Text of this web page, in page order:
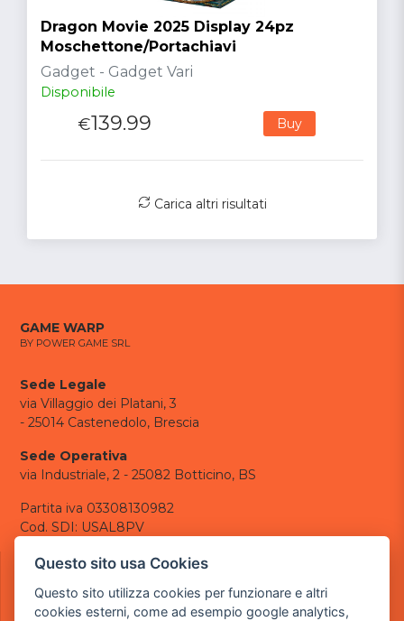
Dragon Movie 2025 Display 24pz
Moschettone/Portachiavi
Gadget - Gadget Vari
Disponibile
€139.99 Buy
Carica altri risultati
GAME WARP
BY POWER GAME SRL
Sede Legale
via Villaggio dei Platani, 3
- 25014 Castenedolo, Brescia
Sede Operativa
via Industriale, 2 - 25082 Botticino, BS
Partita iva 03308130982
Cod. SDI: USAL8PV
CONTATTI
tel.: +39 030 376 2377
Questo sito usa Cookies
Questo sito utilizza cookies per funzionare e altri
cookies esterni, come ad esempio google analytics,